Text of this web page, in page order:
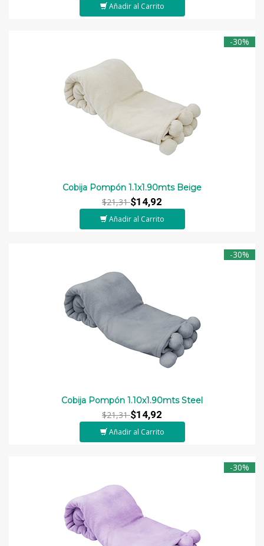
Añadir al Carrito
-30%
Cobija Pompón 1.1x1.90mts Beige
$21,31$14,92
Añadir al Carrito
-30%
Cobija Pompón 1.10x1.90mts Steel
$21,31$14,92
Añadir al Carrito
-30%